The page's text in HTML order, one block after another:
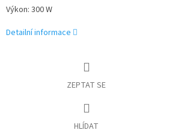
Výkon: 300 W
Detailní informace
ZEPTAT SE
HLÍDAT